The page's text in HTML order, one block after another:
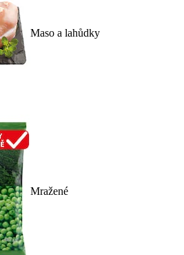
Maso a lahůdky
Mražené